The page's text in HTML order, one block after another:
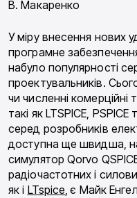
В. Макаренко
У міру внесення нових
програмне
набуло популярності
проектувальників.
чи численні комерційні
такі як LTSPICE,
серед розробників
доступна ще швидша,
симулятор Qorvo
радіочастотних і
як і LTspice, є Майк